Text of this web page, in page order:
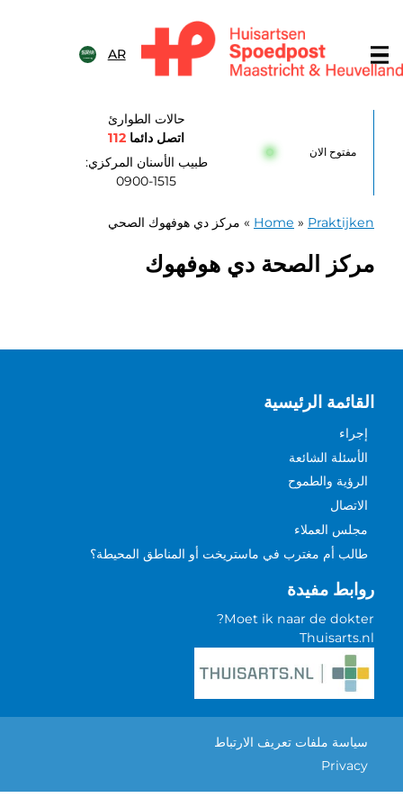
AR
مفتوح الان
حالات الطوارئ
اتصل دائما 112
طبيب الأسنان المركزي:
0900-1515
Home » Praktijken
» مركز دي هوفهوك الصحي
مركز الصحة دي هوفهوك
القائمة الرئيسية
إجراء
الأسئلة الشائعة
الرؤية والطموح
الاتصال
مجلس العملاء
طالب أم مغترب في ماستريخت أو المناطق المحيطة؟
روابط مفيدة
Moet ik naar de dokter?
Thuisarts.nl
سياسة ملفات تعريف الارتباط
Privacy